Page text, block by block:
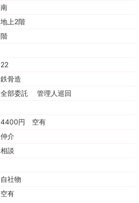
南
地上2階
階
22
鉄骨造
全部委託 管理人巡回
4400円 空有
仲介
相談
自社物
空有